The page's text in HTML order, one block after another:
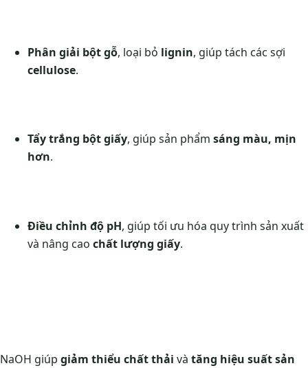
Phân giải bột gỗ, loại bỏ lignin, giúp tách các sợi
cellulose.
Tẩy trắng bột giấy, giúp sản phẩm sáng màu, mịn
hơn.
Điều chỉnh độ pH, giúp tối ưu hóa quy trình sản xuất
và nâng cao chất lượng giấy.
NaOH giúp giảm thiểu chất thải và tăng hiệu suất sản